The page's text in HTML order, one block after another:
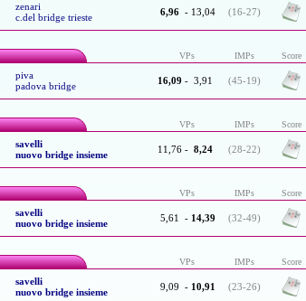
zenari
c.del bridge trieste
6,96 - 13,04 (16-27)
VPs IMPs Score
piva
padova bridge
16,09 - 3,91 (45-19)
VPs IMPs Score
savelli
nuovo bridge insieme
11,76 - 8,24 (28-22)
VPs IMPs Score
savelli
nuovo bridge insieme
5,61 - 14,39 (32-49)
VPs IMPs Score
savelli
nuovo bridge insieme
9,09 - 10,91 (23-26)